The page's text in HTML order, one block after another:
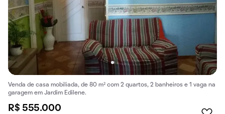
Venda de casa mobiliada, de 80 m² com 2 quartos, 2 banheiros e 1 vaga na
garagem em Jardim Edilene.
R$ 555.000